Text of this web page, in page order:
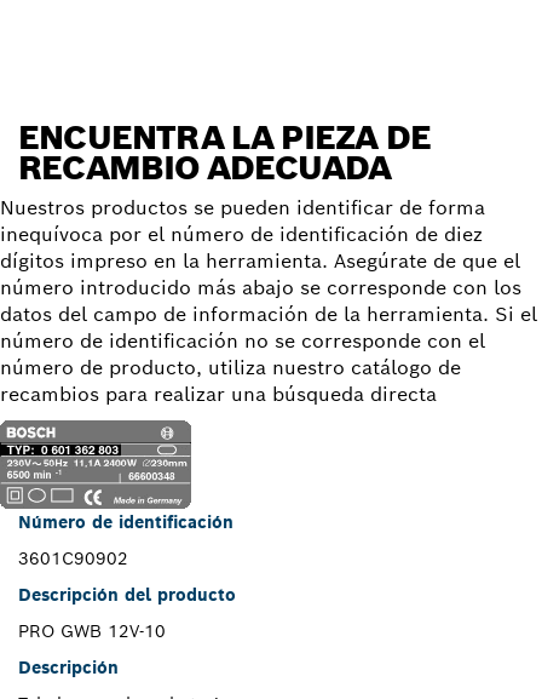
ENCUENTRA LA PIEZA DE
RECAMBIO ADECUADA
Nuestros productos se pueden identificar de forma
inequívoca por el número de identificación de diez
dígitos impreso en la herramienta. Asegúrate de que el
número introducido más abajo se corresponde con los
datos del campo de información de la herramienta. Si el
número de identificación no se corresponde con el
número de producto, utiliza nuestro catálogo de
recambios para realizar una búsqueda directa
Número de identificación
3601C90902
Descripción del producto
PRO GWB 12V-10
Descripción